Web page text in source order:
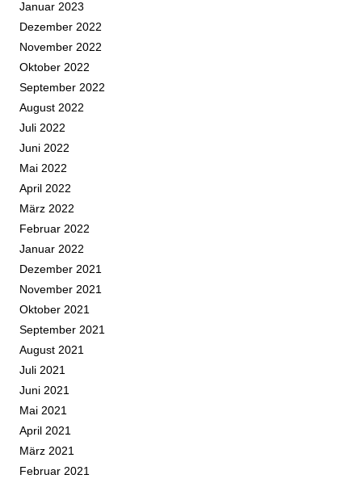
Januar 2023
Dezember 2022
November 2022
Oktober 2022
September 2022
August 2022
Juli 2022
Juni 2022
Mai 2022
April 2022
März 2022
Februar 2022
Januar 2022
Dezember 2021
November 2021
Oktober 2021
September 2021
August 2021
Juli 2021
Juni 2021
Mai 2021
April 2021
März 2021
Februar 2021